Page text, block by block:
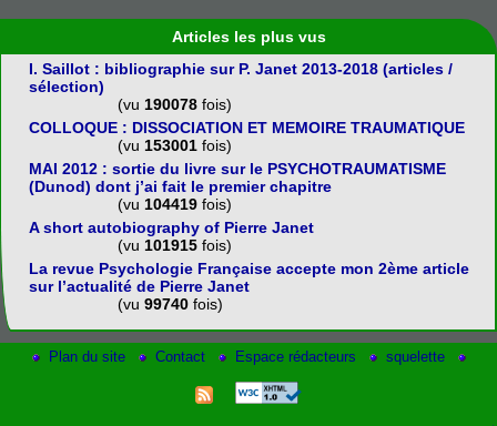
Articles les plus vus
I. Saillot : bibliographie sur P. Janet 2013-2018 (articles /
sélection)
(vu 190078 fois)
COLLOQUE : DISSOCIATION ET MEMOIRE TRAUMATIQUE
(vu 153001 fois)
MAI 2012 : sortie du livre sur le PSYCHOTRAUMATISME
(Dunod) dont j’ai fait le premier chapitre
(vu 104419 fois)
A short autobiography of Pierre Janet
(vu 101915 fois)
La revue Psychologie Française accepte mon 2ème article
sur l’actualité de Pierre Janet
(vu 99740 fois)
Plan du site Contact Espace rédacteurs squelette